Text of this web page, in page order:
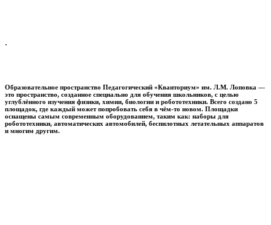
.
Образовательное пространство Педагогический «Кванториум» им. Л.М. Лоповка —
это пространство, созданное специально для обучения школьников, с целью
углублённого изучения физики, химии, биологии и робототехники. Всего создано 5
площадок, где каждый может попробовать себя в чём-то новом. Площадки
оснащены самым современным оборудованием, таким как: наборы для
робототехники, автоматических автомобилей, беспилотных летательных аппаратов
и многим другим.